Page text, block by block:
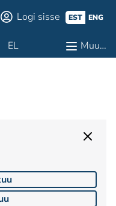
Logi sisse EST ENG
EL Muu…